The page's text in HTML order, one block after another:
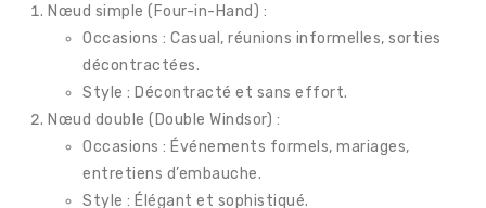
Nœud simple (Four-in-Hand) :
Occasions : Casual, réunions informelles, sorties
décontractées.
Style : Décontracté et sans effort.
Nœud double (Double Windsor) :
Occasions : Événements formels, mariages,
entretiens d’embauche.
Style : Élégant et sophistiqué.